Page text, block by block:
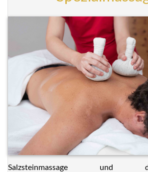
Salzsteinmassage und